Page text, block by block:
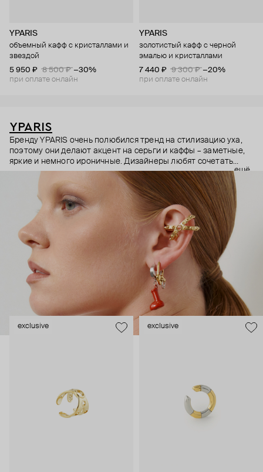
YPARIS
объемный кафф с кристаллами и
звездой
5 950 ₽
8 500 ₽ −30%
при оплате онлайн
YPARIS
золотистый кафф с черной
эмалью и кристаллами
7 440 ₽
9 300 ₽ −20%
при оплате онлайн
YPARIS
Бренду YPARIS очень полюбился тренд на стилизацию уха,
поэтому они делают акцент на серьги и каффы – заметные,
яркие и немного ироничные. Дизайнеры любят сочетать
несочетаемое, комиксы и минимализм, базовые украшения с
яркими и беззаботными. Они даже превратили Астробоя,
фантастического героя аниме, в остроумные подвески и
серьги, а его прическу – в каффы с шипами. А для любителей
лаконичных силуэтов есть минималистичные украшения,
описывающие движения планет.
ещё
exclusive exclusive